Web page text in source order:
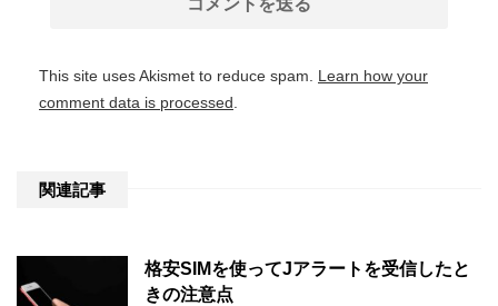
This site uses Akismet to reduce spam. Learn how your
comment data is processed
関連記事
格安SIMを使ってJアラートを受信したと
きの注意点